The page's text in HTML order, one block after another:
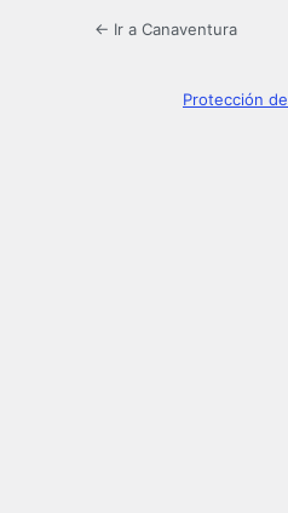
← Ir a Canaventura
Protección